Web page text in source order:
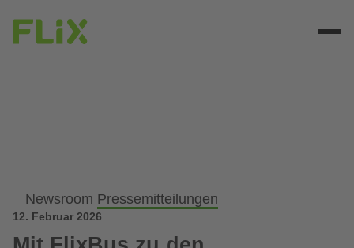
Newsroom Pressemitteilungen
12. Februar 2026